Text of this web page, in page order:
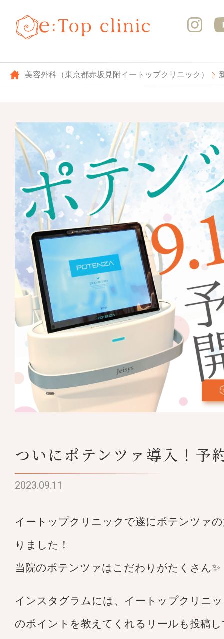
美容外科（東京都赤坂見附イートップクリニック）
ついにポテンツァ導入！予
2023.09.11
イートップクリニックで遂にポテンツァ
りました！
当院のポテンツァはこだわりがたくさん✨
インスタグラムには、イートップクリニ
のポイントを教えてくれるリールも投稿